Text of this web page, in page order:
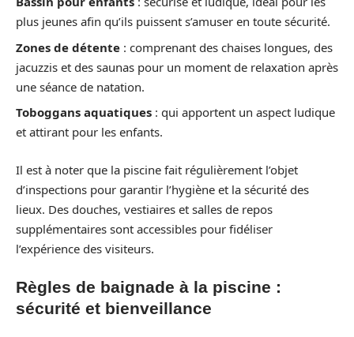
plus jeunes afin qu’ils puissent s’amuser en toute sécurité.
Zones de détente : comprenant des chaises longues, des
jacuzzis et des saunas pour un moment de relaxation après
une séance de natation.
Toboggans aquatiques : qui apportent un aspect ludique
et attirant pour les enfants.
Il est à noter que la piscine fait régulièrement l’objet
d’inspections pour garantir l’hygiène et la sécurité des
lieux. Des douches, vestiaires et salles de repos
supplémentaires sont accessibles pour fidéliser
l’expérience des visiteurs.
Règles de baignade à la piscine :
sécurité et bienveillance